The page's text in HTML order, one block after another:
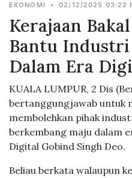
EKONOMI • 02/12/2025 03:22
Kerajaan
Bantu
Dalam Era
KUALA LUMPUR, 2 Dis
bertanggungjawab untuk
membolehkan pihak
berkembang maju dalam
Digital Gobind Singh Deo.
Beliau berkata walaupun